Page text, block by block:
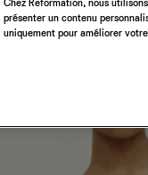
Chez Reformation, nous
présenter un contenu
uniquement pour améliorer